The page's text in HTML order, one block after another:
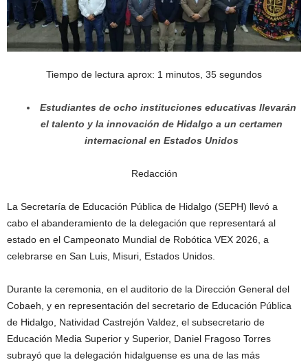
Tiempo de lectura aprox: 1 minutos, 35 segundos
Estudiantes de ocho instituciones educativas llevarán
el talento y la innovación de Hidalgo a un certamen
internacional en Estados Unidos
Redacción
La Secretaría de Educación Pública de Hidalgo (SEPH) llevó a
cabo el abanderamiento de la delegación que representará al
estado en el Campeonato Mundial de Robótica VEX 2026, a
celebrarse en San Luis, Misuri, Estados Unidos.
Durante la ceremonia, en el auditorio de la Dirección General del
Cobaeh, y en representación del secretario de Educación Pública
de Hidalgo, Natividad Castrejón Valdez, el subsecretario de
Educación Media Superior y Superior, Daniel Fragoso Torres
subrayó que la delegación hidalguense es una de las más